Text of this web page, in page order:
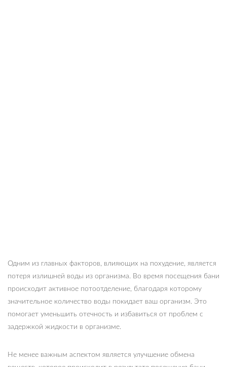
Одним из главных факторов, влияющих на похудение, является
потеря излишней воды из организма. Во время посещения бани
происходит активное потоотделение, благодаря которому
значительное количество воды покидает ваш организм. Это
помогает уменьшить отечность и избавиться от проблем с
задержкой жидкости в организме.
Не менее важным аспектом является улучшение обмена